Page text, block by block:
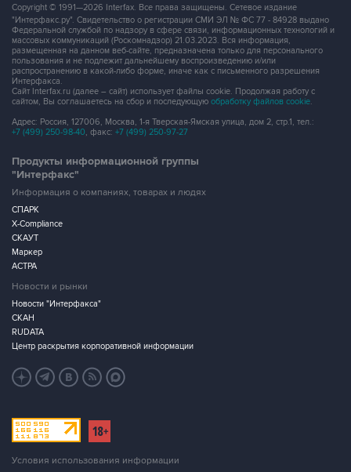
Copyright © 1991—2026 Interfax. Все права защищены. Сетевое издание
"Интерфакс.ру". Свидетельство о регистрации СМИ ЭЛ № ФС 77 - 84928 выдано
Федеральной службой по надзору в сфере связи, информационных технологий и
массовых коммуникаций (Роскомнадзор) 21.03.2023. Вся информация,
размещенная на данном веб-сайте, предназначена только для персонального
пользования и не подлежит дальнейшему воспроизведению и/или
распространению в какой-либо форме, иначе как с письменного разрешения
Интерфакса.
Сайт Interfax.ru (далее – сайт) использует файлы cookie. Продолжая работу с
сайтом, Вы соглашаетесь на сбор и последующую обработку файлов cookie.
Адрес: Россия, 127006, Москва, 1-я Тверская-Ямская улица, дом 2, стр.1, тел.:
+7 (499) 250-98-40, факс: +7 (499) 250-97-27
Продукты информационной группы
"Интерфакс"
Информация о компаниях, товарах и людях
СПАРК
X-Compliance
СКАУТ
Маркер
АСТРА
Новости и рынки
Новости "Интерфакса"
СКАН
RUDATA
Центр раскрытия корпоративной информации
Условия использования информации